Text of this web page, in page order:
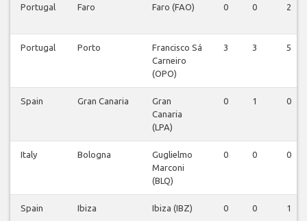
Portugal Faro Faro (FAO) 0 0 2
Portugal Porto
Francisco Sá
Carneiro
(OPO)
3 3 5
Spain Gran Canaria
Gran
Canaria
(LPA)
0 1 0
Italy Bologna
Guglielmo
Marconi
(BLQ)
0 0 0
Spain Ibiza Ibiza (IBZ) 0 0 1